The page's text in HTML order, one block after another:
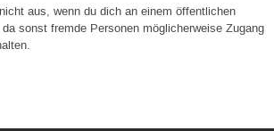
aus, wenn du dich an einem öffentlichen
sonst fremde Personen möglicherweise Zugang